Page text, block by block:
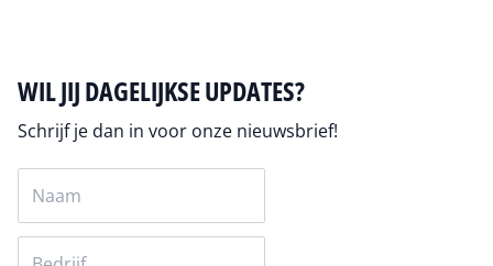
WIL JIJ DAGELIJKSE UPDATES?
Schrijf je dan in voor onze nieuwsbrief!